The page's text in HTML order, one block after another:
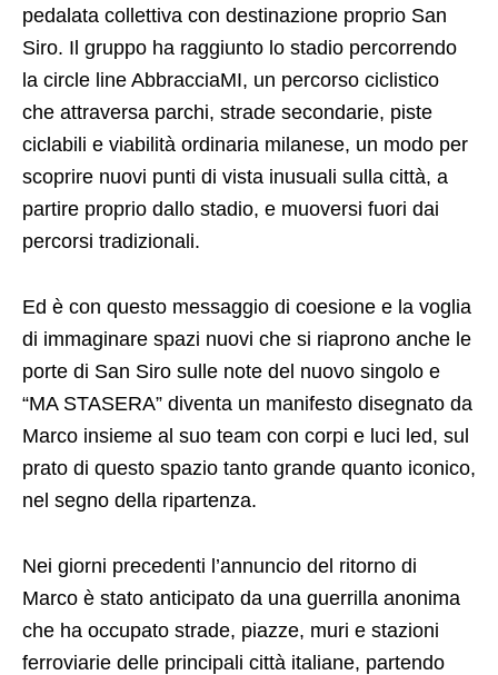
pedalata collettiva con destinazione proprio San
Siro. Il gruppo ha raggiunto lo stadio percorrendo
la circle line AbbracciaMI, un percorso ciclistico
che attraversa parchi, strade secondarie, piste
ciclabili e viabilità ordinaria milanese, un modo per
scoprire nuovi punti di vista inusuali sulla città, a
partire proprio dallo stadio, e muoversi fuori dai
percorsi tradizionali.
Ed è con questo messaggio di coesione e la voglia
di immaginare spazi nuovi che si riaprono anche le
porte di San Siro sulle note del nuovo singolo e
“MA STASERA” diventa un manifesto disegnato da
Marco insieme al suo team con corpi e luci led, sul
prato di questo spazio tanto grande quanto iconico,
nel segno della ripartenza.
Nei giorni precedenti l’annuncio del ritorno di
Marco è stato anticipato da una guerrilla anonima
che ha occupato strade, piazze, muri e stazioni
ferroviarie delle principali città italiane, partendo